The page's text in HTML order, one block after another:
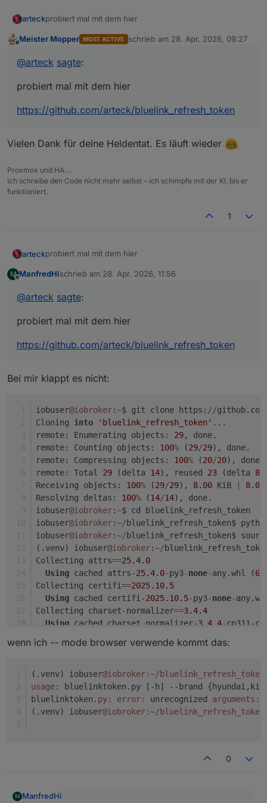
arteckprobiert mal mit dem hier
https://github.com/arteck/bluelink_refresh_token
Meister Mopper MOST ACTIVE schrieb am 28. Apr. 2026, 09:27
zuletzt editiert von
@arteck sagte:
probiert mal mit dem hier
https://github.com/arteck/bluelink_refresh_token
Vielen Dank für deine Heldentat. Es läuft wieder
Proxmox und HA ...
Ich schreibe den Code nicht mehr selbst – ich schimpfe mit der KI, bis er
funktioniert.
1
arteckprobiert mal mit dem hier
https://github.com/arteck/bluelink_refresh_token
M ManfredHischrieb am 28. Apr. 2026, 11:56
zuletzt editiert von
@arteck sagte:
probiert mal mit dem hier
https://github.com/arteck/bluelink_refresh_token
Bei mir klappt es nicht:
iobuser@iobroker:~$ git clone https: //github.com
Cloning into 'bluelink_refresh_token' ...
remote: Enumerating objects: 29, done.
remote: Counting objects: 100% (29/29), done.
remote: Compressing objects: 100% (20/20), done.
remote: Total 29 (delta 14), reused 23 (delta 8
Receiving objects: 100% (29/29), 8.00 KiB 8.00
Resolving deltas: 100% (14/14), done.
iobuser@iobroker:~$ cd bluelink_refresh_token
iobuser@iobroker:~/bluelink_refresh_token$
iobuser@iobroker:~/bluelink_refresh_token$
(.venv) iobuser@iobroker:~/
Collecting attrs==25.4.0
Using cached attrs-25.4.0-py3-none-any.whl (67
Collecting certifi==2025.10.5
Using cached certifi -2025.10.5-py3-none-
Collecting charset-normalizer==3.4.4
Using cached charset_normalizer-3.4 .4-cp311 -
Using cached h11-0.16 .0- py3 -none-any.whl (
Using
cached idna-3.11-py3 -none- any.whl ( 71
Collecting outcome= 1.3 .0.post0
Using cached outcome-1.3.0.post0-py2.py3-none
Collecting PySocks==1.7.1
Using
wenn ich -- mode browser verwende kommt das:
(.venv) iobuser@iobroker:~/bluelink_refresh_token
usage:
bluelinktoken.py [-h] --brand
bluelinktoken. py: error: unrecognized arguments:
(.venv) iobuser@iobroker:~/bluelink_refresh_token
0
M ManfredHi